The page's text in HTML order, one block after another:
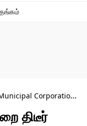
தங்கம்
Corporation
திடீர்